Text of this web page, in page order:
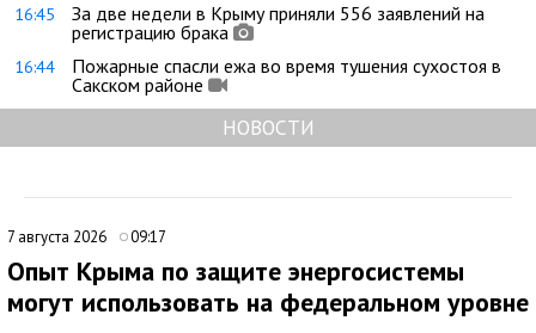
16:45
За две недели в Крыму приняли 556 заявлений на
регистрацию брака
16:44
Пожарные спасли ежа во время тушения сухостоя в
Сакском районе
НОВОСТИ
7 августа 2026 09:17
Опыт Крыма по защите энергосистемы
могут использовать на федеральном уровне